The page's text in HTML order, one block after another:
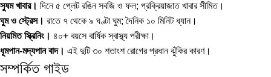
সুষম খাবার। দিনে ৫ প্লেট রঙিন সবজি ও ফল; প্রক্রিয়াজাত খাবার সীমিত।
ঘুম ও স্ট্রেস। রাতে ৭ থেকে ৯ ঘণ্টা ঘুম; দৈনিক ১০ মিনিট ধ্যান।
নিয়মিত স্ক্রিনিং। ৪০+ বয়সে বার্ষিক স্বাস্থ্য পরীক্ষা।
ধূমপান-মদ্যপান বাদ। এই দুটি ৩০ শতাংশ রোগের প্রধান ঝুঁকির কারণ।
সম্পর্কিত গাইড